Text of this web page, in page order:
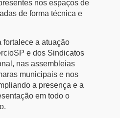
nos espaços de
de forma técnica e
fortalece a atuação
e dos Sindicatos
nas assembleias
municipais e nos
a presença e a
em todo o